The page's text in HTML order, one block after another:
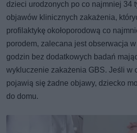
dzieci urodzonych po co najmniej 34
objawów klinicznych zakażenia,
profilaktykę okołoporodową co
porodem, zalecana jest obserwacja
godzin bez dodatkowych badań
wykluczenie zakażenia GBS. Jeśli w
pojawią się żadne objawy, dziecko
do domu.